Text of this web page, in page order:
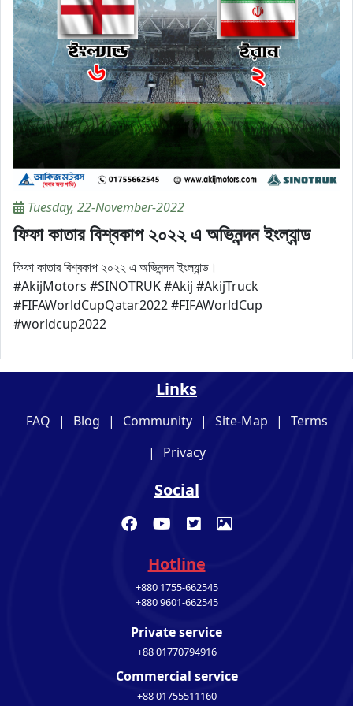
Tuesday, 22-November-2022
ফিফা কাতার বিশ্বকাপ ২০২২ এ অভিনন্দন ইংল্যান্ড
ফিফা কাতার বিশ্বকাপ ২০২২ এ অভিনন্দন ইংল্যান্ড।
#AkijMotors #SINOTRUK #Akij #AkijTruck
#FIFAWorldCupQatar2022 #FIFAWorldCup
#worldcup2022
Links
FAQ | Blog | Community | Site-Map |
Terms
|
Privacy
Social
Hotline
+880 1755-662545
+880 9601-662545
Private service
+88 01770794916
Commercial service
+88 01755511160